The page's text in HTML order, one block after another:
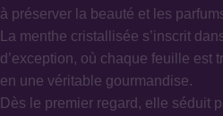
à préserver la beauté et les
La menthe cristallisée s’inscrit
d’exception, où chaque feuille est
en une véritable gourmandise.
Dès le premier regard, elle séduit